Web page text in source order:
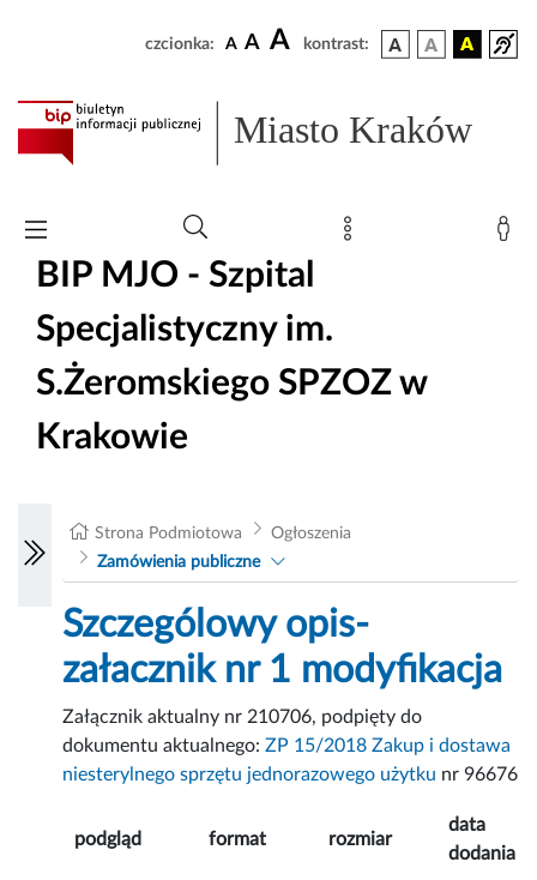
czcionka: A A A kontrast:
Miasto Kraków
BIP MJO - Szpital
Specjalistyczny im.
S.Żeromskiego SPZOZ w
Krakowie
Strona Podmiotowa
Ogłoszenia
Zamówienia publiczne
Szczególowy opis-
załacznik nr 1 modyfikacja
Załącznik aktualny nr 210706, podpięty do
dokumentu aktualnego:ZP 15/2018 Zakup i dostawa
niesterylnego sprzętu jednorazowego użytku nr 96676
podgląd format rozmiar
data
dodania